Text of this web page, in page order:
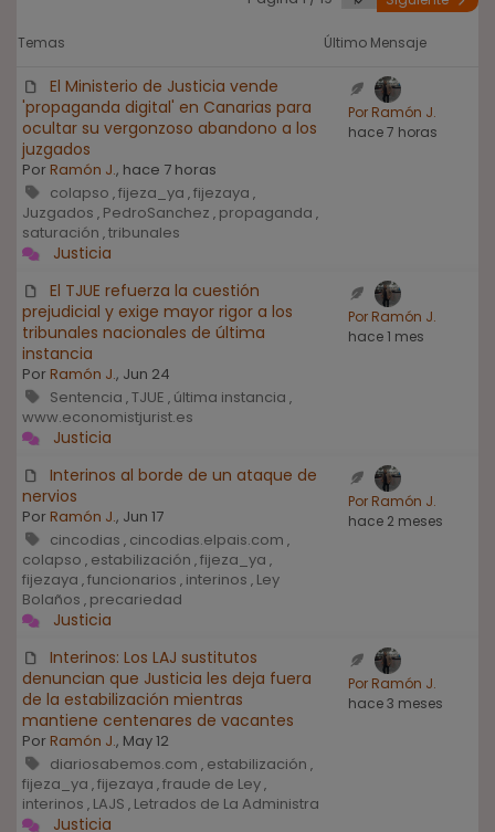
Temas Último Mensaje
El Ministerio de Justicia vende
'propaganda digital' en Canarias para
ocultar su vergonzoso abandono a los
juzgados
Por Ramón J., hace 7 horas
colapso , fijeza_ya , fijezaya ,
Juzgados , PedroSanchez , propaganda ,
saturación ,tribunales
Justicia
Por Ramón J.
hace 7 horas
El TJUE refuerza la cuestión
prejudicial y exige mayor rigor a los
tribunales nacionales de última
instancia
Por Ramón J., Jun 24
Sentencia , TJUE , última instancia ,
www.economistjurist.es
Justicia
Por Ramón J.
hace 1 mes
Interinos al borde de un ataque de
nervios
Por Ramón J., Jun 17
cincodias , cincodias.elpais.com ,
colapso , estabilización ,fijeza_ya ,
fijezaya ,funcionarios , interinos , Ley
Bolaños , precariedad
Justicia
Por Ramón J.
hace 2 meses
Interinos: Los LAJ sustitutos
denuncian que Justicia les deja fuera
de la estabilización mientras
mantiene centenares de vacantes
Por Ramón J., May 12
diariosabemos.com , estabilización ,
fijeza_ya ,fijezaya ,fraude de Ley,
interinos , LAJS , Letrados de La Administra
Justicia
Por Ramón J.
hace 3 meses